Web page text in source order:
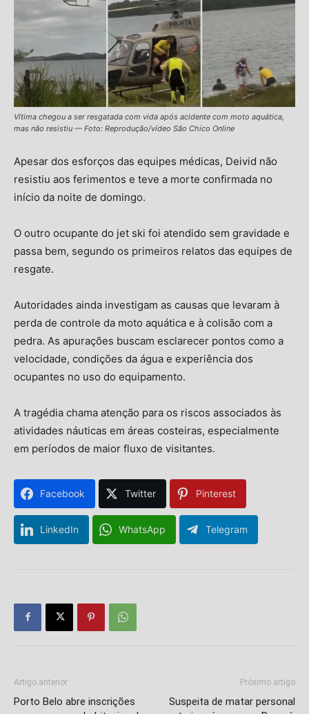
Vítima chegou a ser resgatada com vida após acidente com moto aquática,
mas não resistiu — Foto: Reprodução/vídeo São Chico Online
Apesar dos esforços das equipes médicas, Deivid não
resistiu aos ferimentos e teve a morte confirmada no
início da noite de domingo.
O outro ocupante do jet ski foi atendido sem gravidade e
passa bem, segundo os primeiros relatos das equipes de
resgate.
Autoridades ainda investigam as causas que levaram à
perda de controle da moto aquática e à colisão com a
pedra. As apurações buscam esclarecer pontos como a
velocidade, condições da água e experiência dos
ocupantes no uso do equipamento.
A tragédia chama atenção para os riscos associados às
atividades náuticas em áreas costeiras, especialmente
em períodos de maior fluxo de visitantes.
Facebook Twitter Pinterest
LinkedIn WhatsApp Telegram
Artigo anterior
Porto Belo abre inscrições
Próximo artigo
Suspeita de matar personal